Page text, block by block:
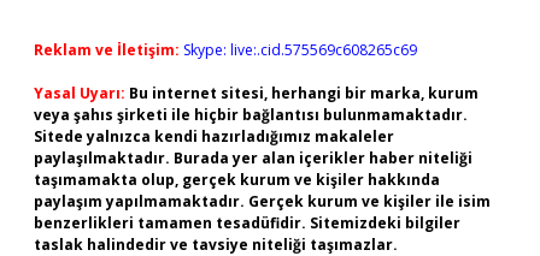
Reklam ve İletişim: Skype: live:.cid.575569c608265c69
Yasal Uyarı: Bu internet sitesi, herhangi bir marka, kurum
veya şahıs şirketi ile hiçbir bağlantısı bulunmamaktadır.
Sitede yalnızca kendi hazırladığımız makaleler
paylaşılmaktadır. Burada yer alan içerikler haber niteliği
taşımamakta olup, gerçek kurum ve kişiler hakkında
paylaşım yapılmamaktadır. Gerçek kurum ve kişiler ile isim
benzerlikleri tamamen tesadüfidir. Sitemizdeki bilgiler
taslak halindedir ve tavsiye niteliği taşımazlar.